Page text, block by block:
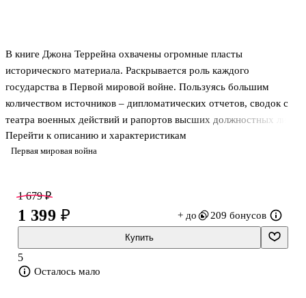
Первая мировая война
В книге Джона Террейна охвачены огромные пласты
исторического материала. Раскрывается роль каждого
государства в Первой мировой войне. Пользуясь большим
количеством источников – дипломатических отчетов, сводок с
театра военных действий и рапортов высших должностных лиц,
– автор убедительно аргументирует ряд обобщений и выводов.
Расположенный в строго хронологическом порядке тщательно
вопреки которым свершается неумолимый ход истории.
Перейти к описанию и характеристикам
1 679 ₽
1 399 ₽ + до 209 бонусов
Купить
5
Осталось мало